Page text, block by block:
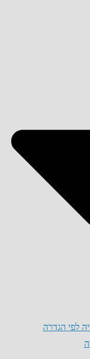
לפי הגדרה